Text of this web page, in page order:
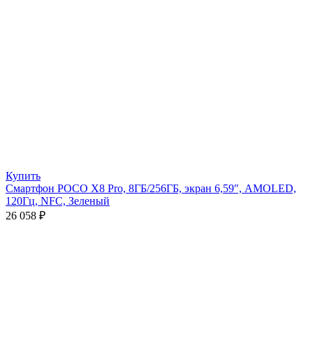
Купить
Смартфон POCO X8 Pro, 8ГБ/256ГБ, экран 6,59″, AMOLED,
120Гц, NFC, Зеленый
26 058 ₽